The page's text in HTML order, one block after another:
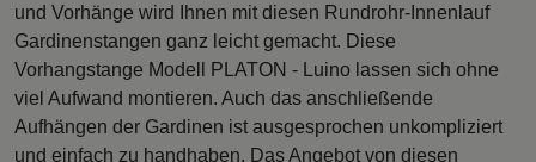
und Vorhänge wird Ihnen mit diesen Rundrohr-Innenlauf
Gardinenstangen ganz leicht gemacht. Diese
Vorhangstange Modell PLATON - Luino lassen sich ohne
viel Aufwand montieren. Auch das anschließende
Aufhängen der Gardinen ist ausgesprochen unkompliziert
und einfach zu handhaben. Das Angebot von diesen